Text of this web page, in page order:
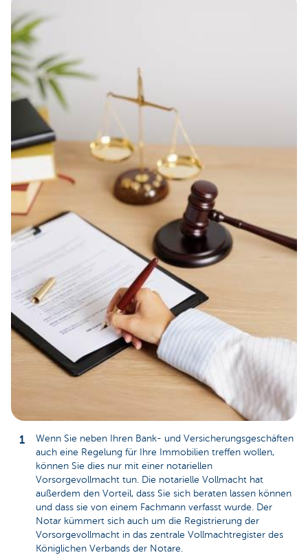
Wenn Sie neben Ihren Bank- und Versicherungsgeschäften
auch eine Regelung für Ihre Immobilien treffen wollen,
können Sie dies nur mit einer notariellen
Vorsorgevollmacht tun. Die notarielle Vollmacht hat
außerdem den Vorteil, dass Sie sich beraten lassen können
und dass sie von einem Fachmann verfasst wurde. Der
Notar kümmert sich auch um die Registrierung der
Vorsorgevollmacht in das zentrale Vollmachtregister des
Königlichen Verbands der Notare.